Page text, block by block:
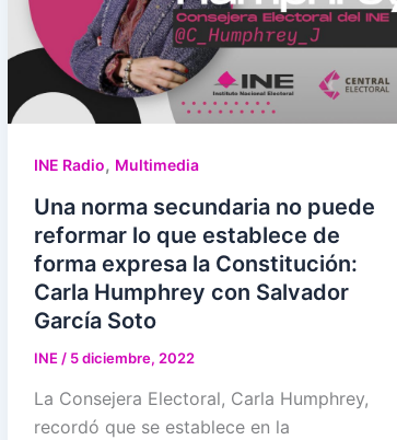
INE Radio, Multimedia
Una norma secundaria no puede
reformar lo que establece de
forma expresa la Constitución:
Carla Humphrey con Salvador
García Soto
INE / 5 diciembre, 2022
La Consejera Electoral, Carla Humphrey,
recordó que se establece en la